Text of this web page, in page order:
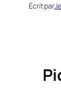
Écrit par